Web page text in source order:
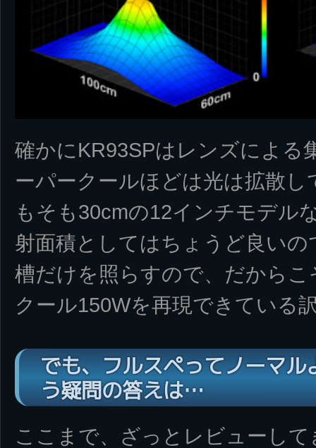
確かにKR93SPはレンズによる
ーパークールほどは光は拡散
もそも30cmの12インチモデル
射面積としてはちょうど良い
槽だけを照らすので、だから
クール150Wを再現できている
でも、フルスペってノーマ
う疑問の答えは…
ここまで、ざっとレビューし